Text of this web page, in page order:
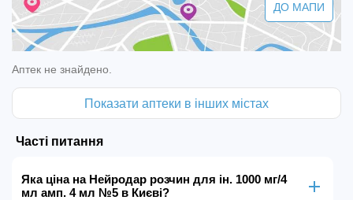
ДО МАПИ
Аптек не знайдено.
Показати аптеки в інших містах
Часті питання
Яка ціна на Нейродар розчин для ін. 1000 мг/4
мл амп. 4 мл №5 в Києві?